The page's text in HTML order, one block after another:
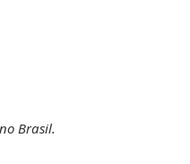
Brasil.